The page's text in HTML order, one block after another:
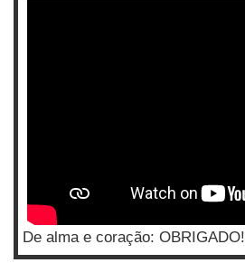
De alma e coração: OBRIGADO!